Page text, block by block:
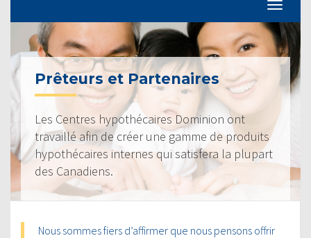
Prêteurs et Partenaires
Les Centres hypothécaires Dominion ont
travaillé afin de créer une gamme de produits
hypothécaires internes qui satisfera la plupart
des Canadiens.
Nous sommes fiers d’affirmer que nous pensons offrir